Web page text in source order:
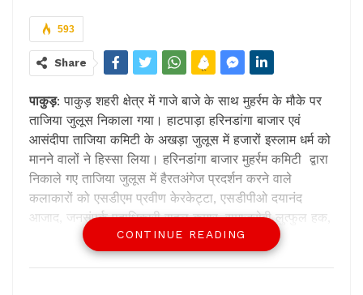
593
Share
पाकुड़: पाकुड़ शहरी क्षेत्र में गाजे बाजे के साथ मुहर्रम के मौके पर
ताजिया जुलूस निकाला गया। हाटपाड़ा हरिनडांगा बाजार एवं
आसंदीपा ताजिया कमिटी के अखड़ा जुलूस में हजारों इस्लाम धर्म को
मानने वालों ने हिस्सा लिया। हरिनडांगा बाजार मुहर्रम कमिटी द्वारा
निकाले गए ताजिया जुलूस में हैरतअंगेज प्रदर्शन करने वाले
कलाकारों को एसडीएम प्रवीण केरकेट्टा, एसडीपीओ दयानंद
आजाद, जनसंपर्क पदाधिकारी राहुल कुमार, समाजसेवी लुत्फुल हक,
अंचल निरीक्षक देवकांत सिंह पुरस्कार देकर सम्मानित किया। मुहर्रम
के मौके पर सुरक्षा के पुख्ता इंतजाम किए गए थे। मौके पर मुहर्रम
CONTINUE READING